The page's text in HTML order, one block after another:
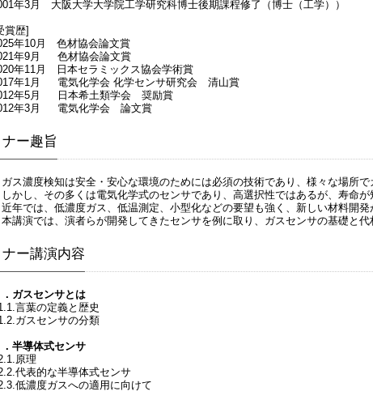
年3月 大阪大学大学院工学研究科博士後期課程修了（博士（工学））
賞歴]
年10月 色材協会論文賞
年9月 色材協会論文賞
年11月 日本セラミックス協会学術賞
年1月 電気化学会 化学センサ研究会 清山賞
年5月 日本希土類学会 奨励賞
年3月 電気化学会 論文賞
ー趣旨
ス濃度検知は安全・安心な環境のためには必須の技術であり、様々な場所で
かし、その多くは電気化学式のセンサであり、高選択性ではあるが、寿命が
年では、低濃度ガス、低温測定、小型化などの要望も強く、新しい材料
講演では、演者らが開発してきたセンサを例に取り、ガスセンサの基礎と代
ー講演内容
．ガスセンサとは
言葉の定義と歴史
ガスセンサの分類
．半導体式センサ
原理
代表的な半導体式センサ
低濃度ガスへの適用に向けて